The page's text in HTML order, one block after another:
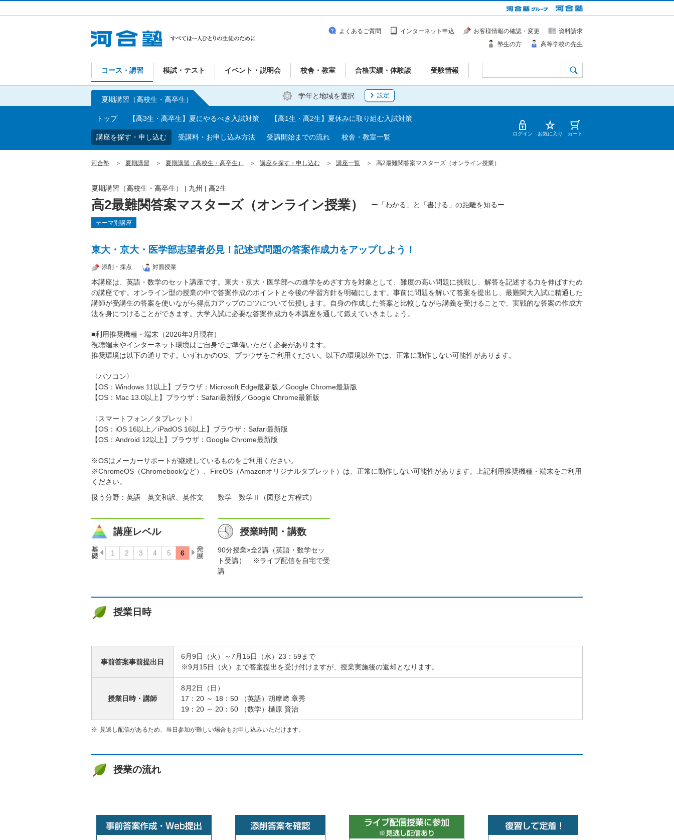
コース・講習 模試・テスト イベント・説明会 校舎・教室 合格実績・体験談 受験情報
よくあるご質問 インターネット申込 お客様情報の確認・変更
資料請求
塾生の方
高等学校の先生
学年と地域を選択 設定
夏期講習（高校生・高卒生）
トップ 【高3生・高卒生】夏にやるべき入試対策 【高1生・高2生】夏休みに取り組む入試対策
講座を探す・申し込む 受講料・お申し込み方法 受講開始までの流れ 校舎・教室一覧 ログイン お気に入り カート
河合塾 夏期講習 夏期講習（高校生・高卒生） 講座を探す・申し込む 講座一覧 高2最難関答案マスターズ（オンライン授業）
高2最難関答案マスターズ（オンライン授業） ー「わかる」と「書ける」の距離を知るー
夏期講習（高校生・高卒生） | 九州 | 高2生
テーマ別講座
東大・京大・医学部志望者必見！記述式問題の答案作成力をアップしよう！
添削・採点 対面授業
本講座は、英語・数学のセット講座です。東大・京大・医学部への進学をめざす方を対象として、難度の高い問題に挑戦し、解答を記述する力を伸ばすため
の講座です。オンライン型の授業の中で答案作成のポイントと今後の学習方針を明確にします。事前に問題を解いて答案を提出し、最難関大入試に精通した
講師が受講生の答案を使いながら得点力アップのコツについて伝授します。自身の作成した答案と比較しながら講義を受けることで、実戦的な答案の作成方
法を身につけることができます。大学入試に必要な答案作成力を本講座を通して鍛えていきましょう。
■利用推奨機種・端末（2026年3月現在）
視聴端末やインターネット環境はご自身でご準備いただく必要があります。
推奨環境は以下の通りです。いずれかのOS、ブラウザをご利用ください。以下の環境以外では、正常に動作しない可能性があります。
〈パソコン〉
【OS：Windows 11以上】ブラウザ：Microsoft Edge最新版／Google Chrome最新版
【OS：Mac 13.0以上】ブラウザ：Safari最新版／Google Chrome最新版
〈スマートフォン／タブレット〉
【OS：iOS 16以上／iPadOS 16以上】ブラウザ：Safari最新版
【OS：Android 12以上】ブラウザ：Google Chrome最新版
※OSはメーカーサポートが継続しているものをご利用ください。
※ChromeOS（Chromebookなど）、FireOS（Amazonオリジナルタブレット）は、正常に動作しない可能性があります。上記利用推奨機種・端末をご利用
ください。
扱う分野：英語 英文和訳、英作文 数学 数学Ⅱ（図形と方程式）
講座レベル 授業時間・講数
90分授業×全2講（英語・数学セッ
ト受講） ※ライブ配信を自宅で受
講
授業日時
事前答案事前提出日
6月9日（火）～7月15日（水）23：59まで
※9月15日（火）まで答案提出を受け付けますが、授業実施後の返却となります。
授業日時・講師
8月2日（日）
17：20 ～ 18：50 （英語）胡摩﨑 章秀
19：20 ～ 20：50 （数学）樋原 賢治
見逃し配信があるため、当日参加が難しい場合もお申し込みいただけます。
授業の流れ